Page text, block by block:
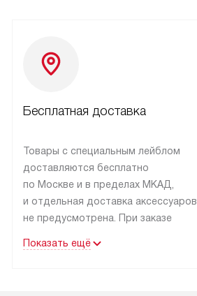
Бесплатная доставка
Товары с специальным лейблом
доставляются бесплатно
по Москве и в пределах МКАД,
и отдельная доставка аксессуаров
не предусмотрена. При заказе
рекомендуем обсудить
Показать ещё